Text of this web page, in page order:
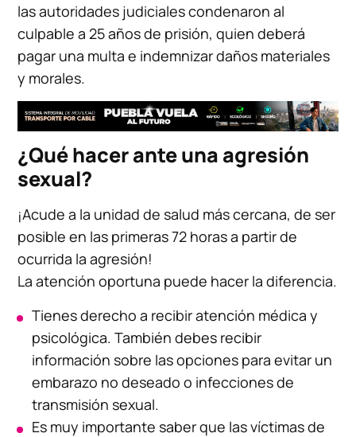
las autoridades judiciales condenaron al
culpable a 25 años de prisión, quien deberá
pagar una multa e indemnizar daños materiales
y morales.
¿Qué hacer ante una agresión
sexual?
¡Acude a la unidad de salud más cercana, de ser
posible en las primeras 72 horas a partir de
ocurrida la agresión!
La atención oportuna puede hacer la diferencia.
Tienes derecho a recibir atención médica y
psicológica. También debes recibir
información sobre las opciones para evitar un
embarazo no deseado o infecciones de
transmisión sexual.
Es muy importante saber que las víctimas de